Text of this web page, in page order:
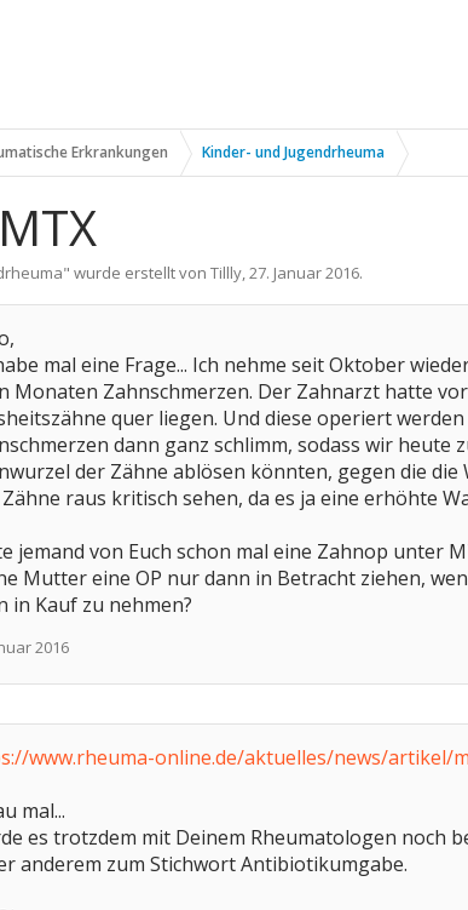
Erkrankungen Kinder- und Jugendrheuma
" wurde erstellt von Tillly,27. Januar 2016.
mal eine Frage... Ich nehme seit Oktober
Monaten Zahnschmerzen. Der Zahnarzt hatte
quer liegen. Und diese operiert
dann ganz schlimm, sodass wir heute
der Zähne ablösen könnten, gegen die die
raus kritisch sehen, da es ja eine erhöhte
jemand von Euch schon mal eine Zahnop unter
Mutter eine OP nur dann in Betracht ziehen,
in Kauf zu nehmen?
2016
www.rheuma-online.de/aktuelles/news/
mal...
es trotzdem mit Deinem Rheumatologen noch
anderem zum Stichwort Antibiotikumgabe.